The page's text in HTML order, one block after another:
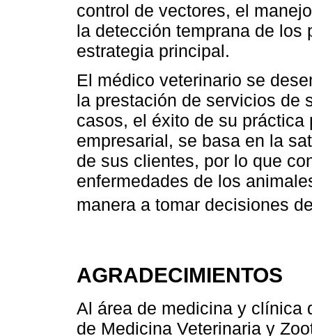
control de vectores, el
la detección temprana de los
estrategia principal.
El médico veterinario se
la prestación de servicios de
casos, el éxito de su
empresarial, se basa en la
de sus clientes, por lo que
enfermedades de los
manera a tomar decisiones
AGRADECIMIENTOS
Al área de medicina y clínica
de Medicina Veterinaria y